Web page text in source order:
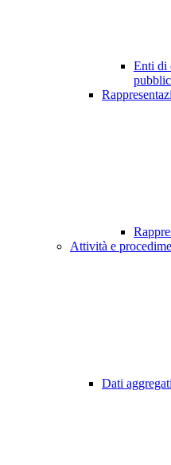
Enti di
Attività e
Dati